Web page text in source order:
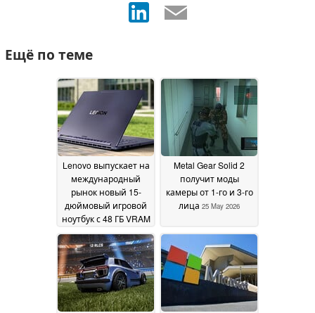
Ещё по теме
Lenovo выпускает на
международный
рынок новый 15-
дюймовый игровой
ноутбук с 48 ГБ VRAM
и OLED-дисплеем с
разрешением 1,100
нит26 May 2026
Metal Gear Solid 2
получит моды
камеры от 1-го и 3-го
лица 25 May 2026